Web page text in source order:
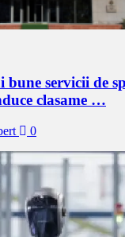
bune servicii de
clasame …
0